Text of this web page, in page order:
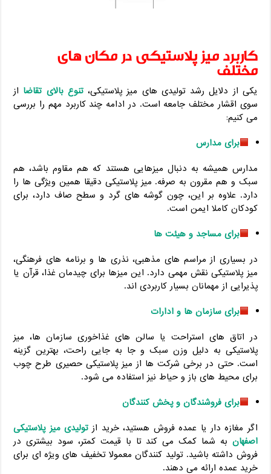
کاربرد میز پلاستیکی در مکان‌ های
مختلف
یکی از دلایل رشد تولیدی ‌های میز پلاستیکی،تنوع بالای تقاضا از
سوی اقشار مختلف جامعه است. در ادامه چند کاربرد مهم را بررسی
می ‌کنیم:
برای مدارس
مدارس همیشه به دنبال میزهایی هستند که هم مقاوم باشد، هم
سبک و هم مقرون ‌به ‌صرفه. میز پلاستیکی دقیقا همین ویژگی ‌ها را
دارد. علاوه ‌بر این، چون گوشه‌ های گرد و سطح صاف دارد، برای
کودکان کاملا ایمن است.
برای مساجد و هیئت ‌ها
در بسیاری از مراسم‌ های مذهبی، نذری ‌ها و برنامه‌ های فرهنگی،
میز پلاستیکی نقش مهمی دارد. این میزها برای چیدمان غذا، قرآن یا
پذیرایی از مهمانان بسیار کاربردی‌ اند.
برای سازمان ‌ها و ادارات
در اتاق‌ های استراحت یا سالن‌ های غذاخوری سازمان‌ ها، میز
پلاستیکی به ‌دلیل وزن سبک و جا به ‌جایی راحت، بهترین گزینه
است. حتی در برخی شرکت‌ ها از میز پلاستیکی حصیری طرح چوب
برای محیط ‌های باز و حیاط نیز استفاده می ‌شود.
برای فروشندگان و پخش‌ کنندگان
اگر مغازه‌ دار یا عمده ‌فروش هستید، خرید از تولیدی میز پلاستیکی
اصفهان به شما کمک می‌ کند تا با قیمت کمتر، سود بیشتری در
فروش داشته باشید. تولید کنندگان معمولا تخفیف ‌های ویژه‌ ای برای
خرید عمده ارائه می ‌دهند.